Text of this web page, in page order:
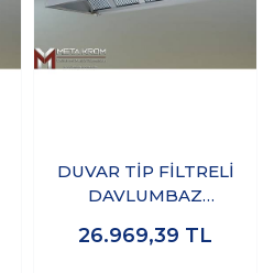
DUVAR TİP FİLTRELİ
DAVLUMBAZ
KALİTE
26.969,39 TL